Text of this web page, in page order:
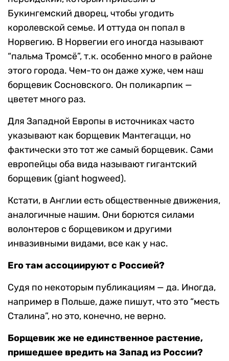
Букингемский дворец, чтобы угодить
королевской семье. И оттуда он попал в
Норвегию. В Норвегии его иногда называют
“пальма Тромсё”, т.к. особенно много в районе
этого города. Чем-то он даже хуже, чем наш
борщевик Сосновского. Он поликарпик —
цветет много раз.
Для Западной Европы в источниках часто
указывают как борщевик Мантегацци, но
фактически это тот же самый борщевик. Сами
европейцы оба вида называют гигантский
борщевик (giant hogweed).
Кстати, в Англии есть общественные движения,
аналогичные нашим. Они борются силами
волонтеров с борщевиком и другими
инвазивными видами, все как у нас.
Его там ассоциируют с Россией?
Судя по некоторым публикациям — да. Иногда,
например в Польше, даже пишут, что это “месть
Сталина”, но это, конечно, не верно.
Борщевик же не единственное растение,
пришедшее вредить на Запад из России?